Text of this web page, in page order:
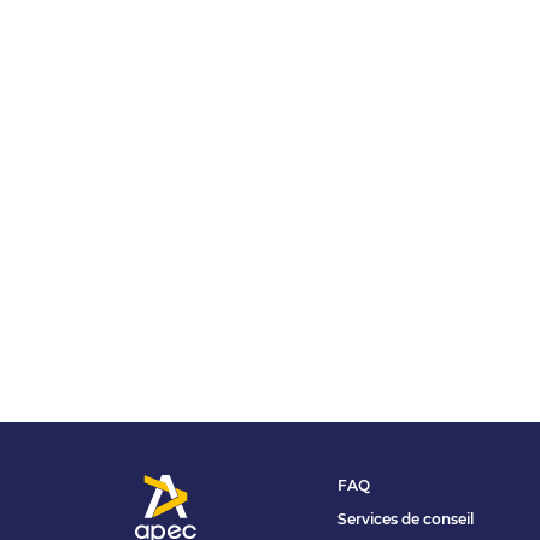
FAQ
Services de conseil